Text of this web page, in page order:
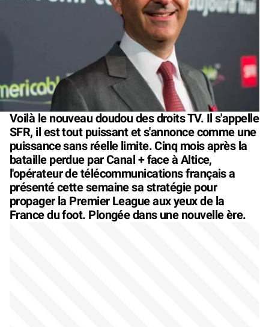
Voilà le nouveau doudou des droits TV. Il s'appelle
SFR, il est tout puissant et s'annonce comme une
puissance sans réelle limite. Cinq mois après la
bataille perdue par Canal + face à Altice,
l'opérateur de télécommunications français a
présenté cette semaine sa stratégie pour
propager la Premier League aux yeux de la
France du foot. Plongée dans une nouvelle ère.